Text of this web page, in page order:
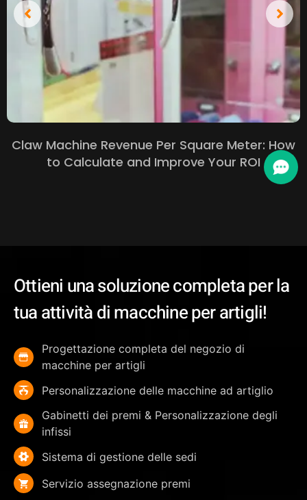
Claw Machine Revenue Per Square Meter: How
to Calculate and Improve Your ROI
Ottieni una soluzione completa per la
tua attività di macchine per artigli!
Progettazione completa del negozio di
macchine per artigli
Personalizzazione delle macchine ad artiglio
Gabinetti dei premi & Personalizzazione degli
infissi
Sistema di gestione delle sedi
Servizio assegnazione premi